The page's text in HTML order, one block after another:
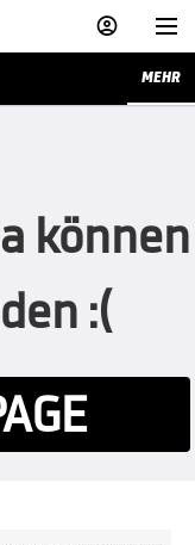


MEHR
können
:(